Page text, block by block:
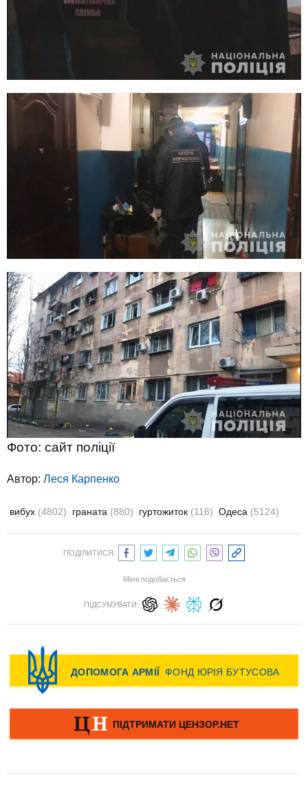
Фото: сайт поліції
Автор: Леся Карпенко
вибух (4802) граната (880) гуртожиток (116) Одеса (5124)
ПОДІЛИТИСЯ:
Мені подобається
ПІДСУМУВАТИ: